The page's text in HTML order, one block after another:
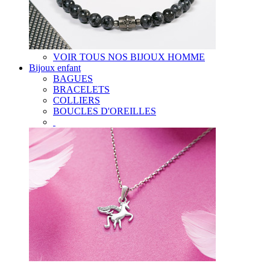
VOIR TOUS NOS BIJOUX HOMME
Bijoux enfant
BAGUES
BRACELETS
COLLIERS
BOUCLES D'OREILLES